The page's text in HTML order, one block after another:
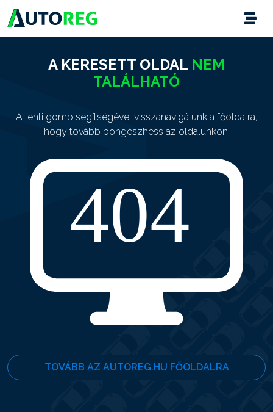
A KERESETT OLDAL NEM
TALÁLHATÓ
A lenti gomb segítségével visszanavigálunk a főoldalra,
hogy tovább böngészhess az oldalunkon.
TOVÁBB AZ AUTOREG.HU FŐOLDALRA